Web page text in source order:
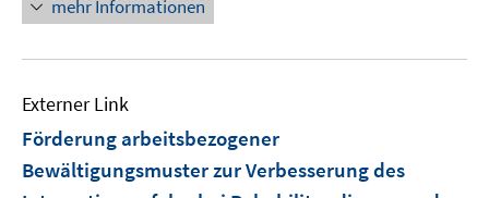
mehr Informationen
Externer Link
Förderung arbeitsbezogener
Bewältigungsmuster zur Verbesserung des